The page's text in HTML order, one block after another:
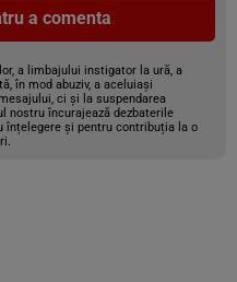
a comenta
a limbajului instigator la ură, a
în mod abuziv, a aceluiași
ci și la suspendarea
nostru încurajează dezbaterile
înțelegere și pentru contribuția la o